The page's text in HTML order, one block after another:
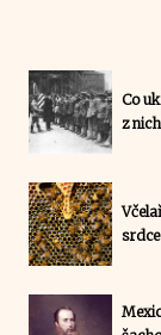
Co
z